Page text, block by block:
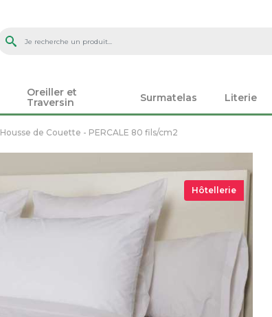
Oreiller et
Traversin
Surmatelas Literie
Housse de Couette - PERCALE 80 fils/cm2
Hôtellerie